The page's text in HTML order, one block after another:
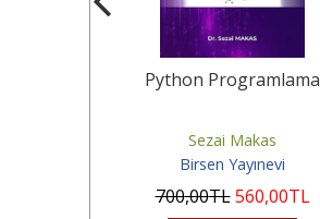
Python Programlama
Sezai Makas
Birsen Yayınevi
700,00TL 560,00TL